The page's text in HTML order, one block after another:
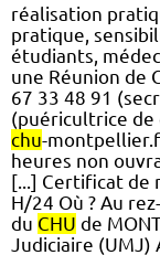
réalisation
pratique,
étudiants,
une Réunion de
67 33 48 91
(puéricultrice de
chu-
heures non
[...] Certificat de
H/24 Où ? Au
du CHU de
Judiciaire (UMJ)